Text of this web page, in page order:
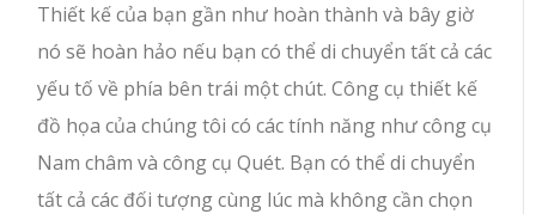
Thiết kế của bạn gần như hoàn thành và bây giờ
nó sẽ hoàn hảo nếu bạn có thể di chuyển tất cả các
yếu tố về phía bên trái một chút. Công cụ thiết kế
đồ họa của chúng tôi có các tính năng như công cụ
Nam châm và công cụ Quét. Bạn có thể di chuyển
tất cả các đối tượng cùng lúc mà không cần chọn